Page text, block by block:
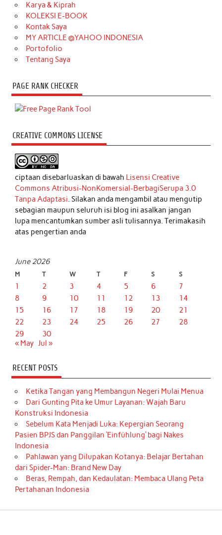
Karya & Kiprah
KOLEKSI E-BOOK
Kontak Saya
MY ARTICLE @YAHOO INDONESIA
Portofolio
Tentang Saya
PAGE RANK CHECKER
CREATIVE COMMONS LICENSE
ciptaan disebarluaskan di bawah Lisensi Creative
Commons Atribusi-NonKomersial-BerbagiSerupa 3.0
Tanpa Adaptasi . Silakan anda mengambil atau mengutip
sebagian maupun seluruh isi blog ini asalkan jangan
lupa mencantumkan sumber asli tulisannya. Terimakasih
atas pengertian anda
June 2026
M T W T F S S
1 2 3 4 5 6
7
8
9 10 11 12 13
14
15
16 17 18 19 20
21
22
23 24 25 26 27
28
29
30
« May Jul »
RECENT POSTS
Ketika Tangan yang Membangun Negeri Mulai Menua
Dari Gunting Pita ke Umur Layanan: Wajah Baru
Konstruksi Indonesia
Sebelum Kata Menjadi Luka: Kepergian Seorang
Pasien BPJS dan Panggilan ‘Einfühlung’ bagi Nakes
Indonesia
Pahlawan yang Dilupakan Kotanya: Belajar Bertahan
dari Spider-Man: Brand New Day
Beras, Rempah, dan Kedaulatan: Membaca Ulang Peta
Pertahanan Indonesia